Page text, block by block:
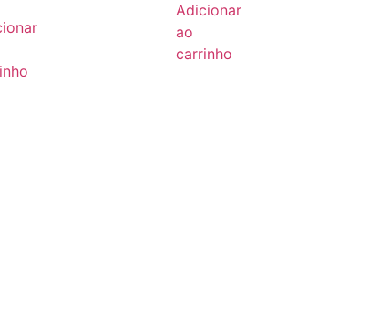
Adicionar
ao
carrinho